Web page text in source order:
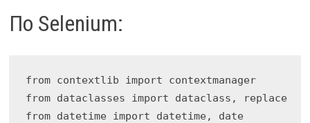
По Selenium:
from contextlib import contextmanager
from dataclasses import dataclass, replace
from datetime import datetime, date